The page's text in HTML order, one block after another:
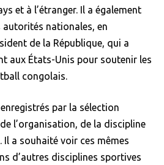
et à l’étranger. Il a également
autorités nationales, en
de la République, qui a
aux États-Unis pour soutenir les
congolais.
par la sélection
l’organisation, de la discipline
a souhaité voir ces mêmes
d’autres disciplines sportives